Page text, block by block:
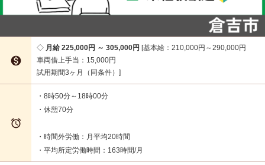

月給 225,000円 ～ 305,000円 基本給：210,000円～290,000円
車両借上手当：15,000円
試用期間3ヶ月（同条件）

・8時50分～18時00分
・休憩70分
・時間外労働：月平均20時間
・平均所定労働時間：163時間/月